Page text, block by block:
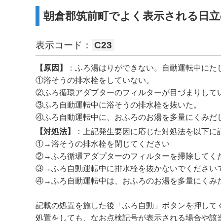
朝倉郡筑前町でよく表示される日
表示コード： C23
【原因】
：ふろ湯はりができない。自動運転中に
①浴そうの排水栓をしていない。
②ふろ循環アダプターのフィルターが目づまりして
③ふろ自動運転中に浴そうの排水栓を抜いた。
④ふろ自動運転中に、おふろのお湯を多量にくみだ
【対処法】
：上記発生要因に応じた対処法を以下に
①→浴そうの排水栓を閉じてください
②→ふろ循環アダプターのフィルターを掃除してく
③→ふろ自動運転中に排水栓を抜かないでください
④→ふろ自動運転中は、おふろのお湯を多量にくみ
記載の処置を施した後「ふろ自動」ボタンを押し
処置をしても、なお点検記号が表示される場合や